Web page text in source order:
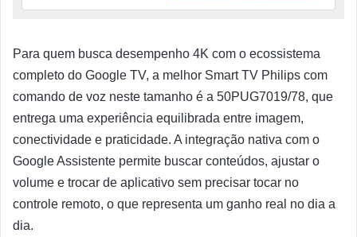
Para quem busca desempenho 4K com o ecossistema
completo do Google TV, a melhor Smart TV Philips com
comando de voz neste tamanho é a 50PUG7019/78, que
entrega uma experiência equilibrada entre imagem,
conectividade e praticidade. A integração nativa com o
Google Assistente permite buscar conteúdos, ajustar o
volume e trocar de aplicativo sem precisar tocar no
controle remoto, o que representa um ganho real no dia a
dia.